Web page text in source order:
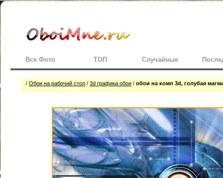
Все Фото ТОП Случайные
/Обои на рабочий стол /3d графика обои /обои на комп 3d, голубая